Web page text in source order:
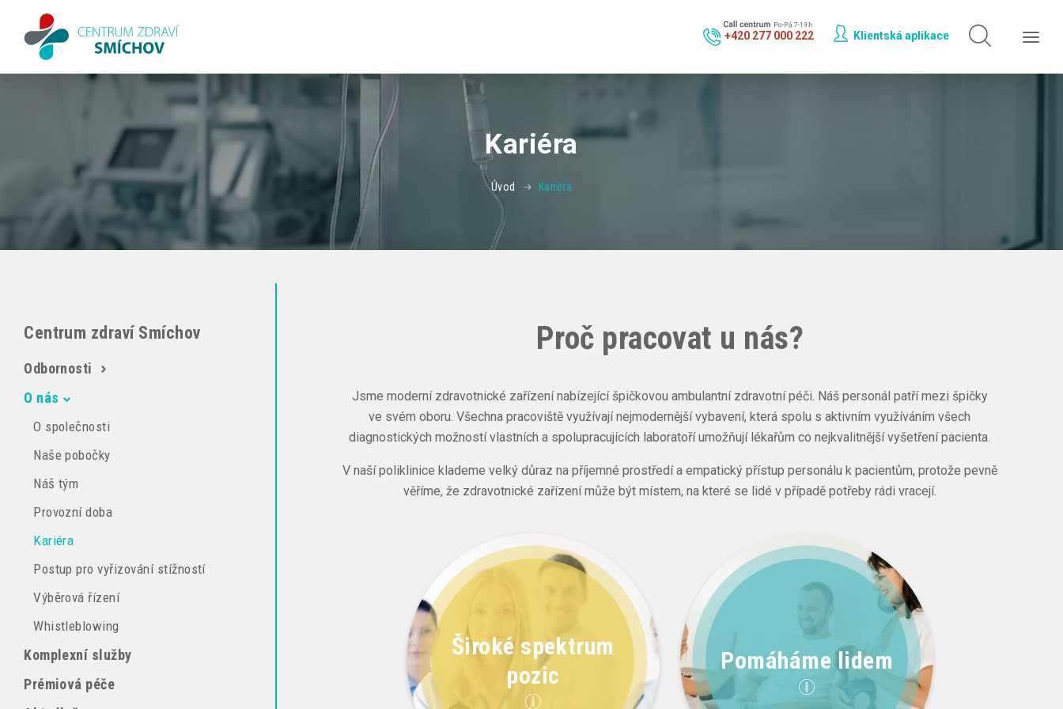
+420 277 000 222 Klientská aplikace
Hledat jen v
Hledat jen vodbornostech
Kariéra
Úvod Kariéra
Centrum zdraví Smíchov
Odbornosti
O nás
O společnosti
Naše pobočky
Náš tým
Provozní doba
Kariéra
Postup pro vyřizování stížností
Výběrová řízení
Whistleblowing
Komplexní služby
Prémiová péče
Proč pracovat u nás?
Jsme moderní zdravotnické zařízení nabízející špičkovou ambulantní zdravotní péči. Náš personál patří mezi špičky
ve svém oboru. Všechna pracoviště využívají nejmodernější vybavení, která spolu s aktivním využíváním všech
diagnostických možností vlastních a spolupracujících laboratoří umožňují lékařům co nejkvalitnější vyšetření pacienta.
V naší poliklinice klademe velký důraz na příjemné prostředí a empatický přístup personálu k pacientům, protože pevně
věříme, že zdravotnické zařízení může být místem, na které se lidé v případě potřeby rádi vracejí.
Široké spektrum
pozic
Pomáháme lidem